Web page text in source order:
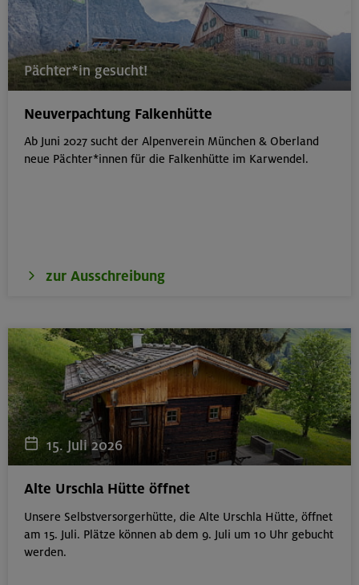
17./18./19.08.26
Aufbaukurs Klettern indoor (3 Termine)
17./18./19.08.26
München
18.08.26
Klettertreff Kids in den Sommerferien für 8-12 Jährige
Gilching
18.08.26
Pächter*in gesucht!
Neuverpachtung Falkenhütte
Ab Juni 2027 sucht der Alpenverein München & Oberland
neue Pächter*innen für die Falkenhütte im Karwendel.
zur Ausschreibung
15. Juli 2026
Alte Urschla Hütte öffnet
Unsere Selbstversorgerhütte, die Alte Urschla Hütte, öffnet
am 15. Juli. Plätze können ab dem 9. Juli um 10 Uhr gebucht
werden.